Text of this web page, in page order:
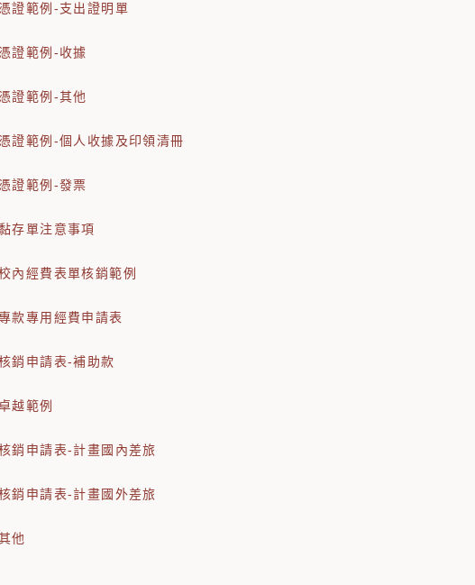
憑證範例-支出證明單
憑證範例-收據
憑證範例-其他
憑證範例-個人收據及印領清冊
憑證範例-發票
存單注意事項
內經費表單核銷範例
款專用經費申請表
銷申請表-補助款
越範例
銷申請表-計畫國內差旅
銷申請表-計畫國外差旅
他